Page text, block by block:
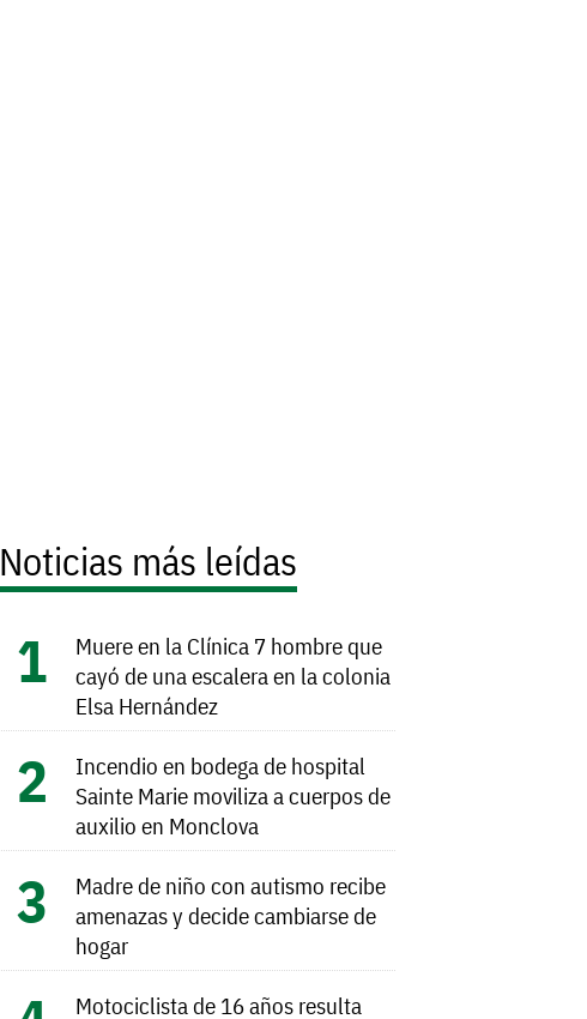
Noticias más leídas
Muere en la Clínica 7 hombre que
cayó de una escalera en la colonia
Elsa Hernández
Incendio en bodega de hospital
Sainte Marie moviliza a cuerpos de
auxilio en Monclova
Madre de niño con autismo recibe
amenazas y decide cambiarse de
hogar
Motociclista de 16 años resulta